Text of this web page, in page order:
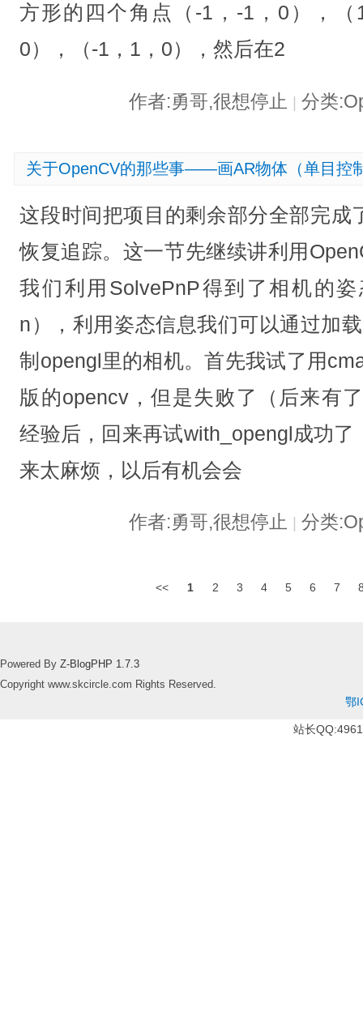
方形的四个角点（-1，-1，0），
0），（-1，1，0），然后在2
作者:勇哥,很想停止 | 分类
关于OpenCV的那些事——画AR物体（单目控
这段时间把项目的剩余部分全部完成
恢复追踪。这一节先继续讲利用
我们利用SolvePnP得到了相机的
n），利用姿态信息我们可以通过加
制opengl里的相机。首先我试了用
版的opencv，但是失败了（后来有
经验后，回来再试with_opengl成功
来太麻烦，以后有机会会
作者:勇哥,很想停止 分类
<< 1 2 3 4 5 6 7
Powered By Z-BlogPHP 1.7.3
Copyright www.skcircle.com Rights Reserved.
鄂
站长